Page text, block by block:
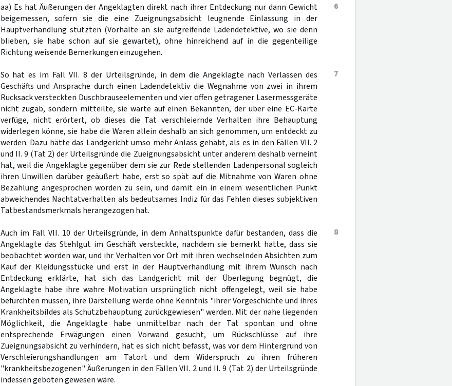
6
aa) Es hat Äußerungen der Angeklagten direkt nach ihrer Entdeckung nur dann Gewicht
beigemessen, sofern sie die eine Zueignungsabsicht leugnende Einlassung in der
Hauptverhandlung stützten (Vorhalte an sie aufgreifende Ladendetektive, wo sie denn
blieben, sie habe schon auf sie gewartet), ohne hinreichend auf in die gegenteilige
Richtung weisende Bemerkungen einzugehen.
7
So hat es im Fall VII. 8 der Urteilsgründe, in dem die Angeklagte nach Verlassen des
Geschäfts und Ansprache durch einen Ladendetektiv die Wegnahme von zwei in ihrem
Rucksack versteckten Duschbrauseelementen und vier offen getragener Lasermessgeräte
nicht zugab, sondern mitteilte, sie warte auf einen Bekannten, der über eine EC-Karte
verfüge, nicht erörtert, ob dieses die Tat verschleiernde Verhalten ihre Behauptung
widerlegen könne, sie habe die Waren allein deshalb an sich genommen, um entdeckt zu
werden. Dazu hätte das Landgericht umso mehr Anlass gehabt, als es in den Fällen VII. 2
und II. 9 (Tat 2) der Urteilsgründe die Zueignungsabsicht unter anderem deshalb verneint
hat, weil die Angeklagte gegenüber dem sie zur Rede stellenden Ladenpersonal sogleich
ihren Unwillen darüber geäußert habe, erst so spät auf die Mitnahme von Waren ohne
Bezahlung angesprochen worden zu sein, und damit ein in einem wesentlichen Punkt
abweichendes Nachtatverhalten als bedeutsames Indiz für das Fehlen dieses subjektiven
Tatbestandsmerkmals herangezogen hat.
8
Auch im Fall VII. 10 der Urteilsgründe, in dem Anhaltspunkte dafür bestanden, dass die
Angeklagte das Stehlgut im Geschäft versteckte, nachdem sie bemerkt hatte, dass sie
beobachtet worden war, und ihr Verhalten vor Ort mit ihren wechselnden Absichten zum
Kauf der Kleidungsstücke und erst in der Hauptverhandlung mit ihrem Wunsch nach
Entdeckung erklärte, hat sich das Landgericht mit der Überlegung begnügt, die
Angeklagte habe ihre wahre Motivation ursprünglich nicht offengelegt, weil sie habe
befürchten müssen, ihre Darstellung werde ohne Kenntnis "ihrer Vorgeschichte und ihres
Krankheitsbildes als Schutzbehauptung zurückgewiesen" werden. Mit der nahe liegenden
Möglichkeit, die Angeklagte habe unmittelbar nach der Tat spontan und ohne
entsprechende Erwägungen einen Vorwand gesucht, um Rückschlüsse auf ihre
Zueignungsabsicht zu verhindern, hat es sich nicht befasst, was vor dem Hintergrund von
Verschleierungshandlungen am Tatort und dem Widerspruch zu ihren früheren
"krankheitsbezogenen" Äußerungen in den Fällen VII. 2 und II. 9 (Tat 2) der Urteilsgründe
indessen geboten gewesen wäre.